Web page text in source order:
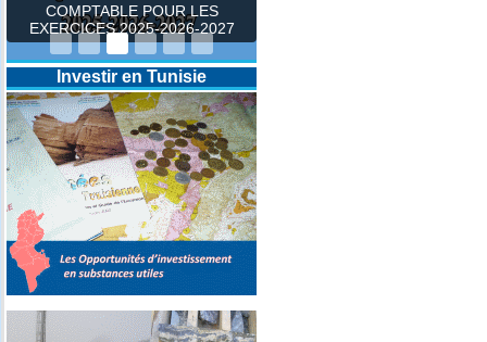
COMPTABLE POUR LES
EXERCICES 2025-2026-2027
Investir en Tunisie